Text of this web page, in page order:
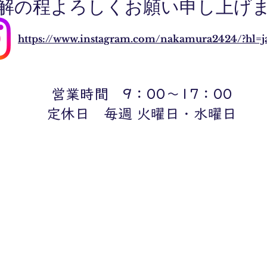
の程よろしくお願い申し上げま
https://www.instagram.com/nakamura2424/
営業時間 9：00～17：00
定休日 毎週 火曜日・水曜日